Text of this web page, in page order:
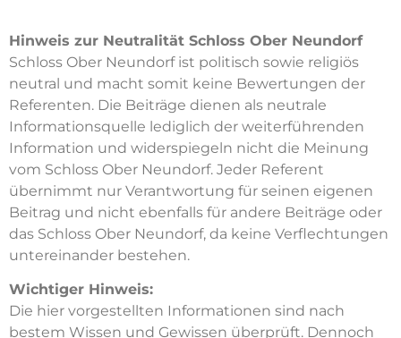
Hinweis zur Neutralität Schloss Ober Neundorf
Schloss Ober Neundorf ist politisch sowie religiös
neutral und macht somit keine Bewertungen der
Referenten. Die Beiträge dienen als neutrale
Informationsquelle lediglich der weiterführenden
Information und widerspiegeln nicht die Meinung
vom Schloss Ober Neundorf. Jeder Referent
übernimmt nur Verantwortung für seinen eigenen
Beitrag und nicht ebenfalls für andere Beiträge oder
das Schloss Ober Neundorf, da keine Verflechtungen
unter­einander bestehen.
Wichtiger Hinweis:
Die hier vorgestellten Informationen sind nach
bestem Wissen und Gewissen überprüft. Dennoch